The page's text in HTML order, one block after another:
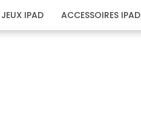
JEUX IPAD ACCESSOIRES IPAD